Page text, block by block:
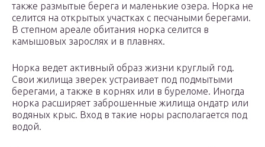
также размытые берега и маленькие озера. Норка не
селится на открытых участках с песчаными берегами.
В степном ареале обитания норка селится в
камышовых зарослях и в плавнях.
Норка ведет активный образ жизни круглый год.
Свои жилища зверек устраивает под подмытыми
берегами, а также в корнях или в буреломе. Иногда
норка расширяет заброшенные жилища ондатр или
водяных крыс. Вход в такие норы располагается под
водой.